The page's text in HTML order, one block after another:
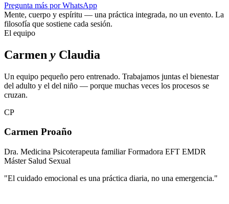
Pregunta más por WhatsApp
Mente, cuerpo y espíritu — una práctica integrada, no un evento. La
filosofía que sostiene cada sesión.
El equipo
Carmen y Claudia
Un equipo pequeño pero entrenado. Trabajamos juntas el bienestar
del adulto y el del niño — porque muchas veces los procesos se
cruzan.
CP
Carmen Proaño
Dra. Medicina Psicoterapeuta familiar Formadora EFT EMDR
Máster Salud Sexual
"El cuidado emocional es una práctica diaria, no una emergencia."